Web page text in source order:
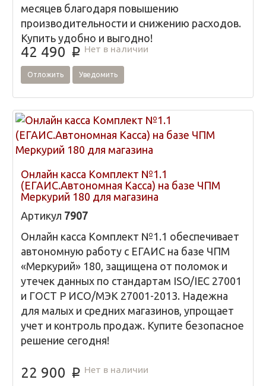
месяцев благодаря повышению
производительности и снижению расходов.
Купить удобно и выгодно!
42 490 p Нет в наличии
Отложить Уведомить
Онлайн касса Комплект №1.1
(ЕГАИС.Автономная Касса) на базе ЧПМ
Меркурий 180 для магазина
Артикул 7907
Онлайн касса Комплект №1.1 обеспечивает
автономную работу с ЕГАИС на базе ЧПМ
«Меркурий» 180, защищена от поломок и
утечек данных по стандартам ISO/IEC 27001
и ГОСТ Р ИСО/МЭК 27001-2013. Надежна
для малых и средних магазинов, упрощает
учет и контроль продаж. Купите безопасное
решение сегодня!
22 900 p Нет в наличии